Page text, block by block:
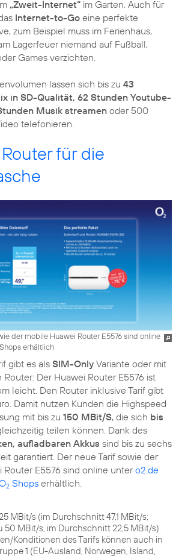
„Zweit-Internet“ im Garten. Auch für
Internet-to-Go eine perfekte
zum Beispiel muss im Ferienhaus,
Lagerfeuer niemand auf Fußball,
Games verzichten.
lassen sich bis zu 43
in SD-Qualität, 62 Stunden Youtube-
Musik streamen oder 500
telefonieren.
für die
der mobile Huawei Router E5576 sind online
Shops erhältlich
gibt es als SIM-Only Variante oder mit
Der Huawei Router E5576 ist
leicht. Den Router inklusive Tarif gibt
Damit nutzen Kunden die Highspeed
mit bis zu 150 MBit/S, die sich bis
teilen können. Dank des
aufladbaren Akkus sind bis zu sechs
garantiert. Der neue Tarif sowie der
Router E5576 sind online untero2.de
2 Shops erhältlich.
MBit/s (im Durchschnitt 47,1 MBit/s;
50 MBit/s, im Durchschnitt 22,5 MBit/s).
Konditionen des Tarifs können auch in
1 (EU-Ausland, Norwegen, Island,